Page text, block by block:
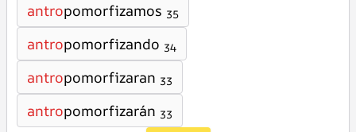
antropomorfizamos 35
antropomorfizando 34
antropomorfizaran 33
antropomorfizarán 33